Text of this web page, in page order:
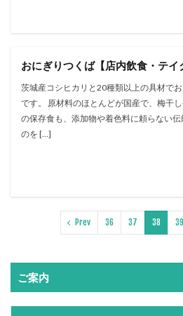
おにぎりつくば【店内飲食・テイ
茨城産コシヒカリと20種類以上の具材で
です。 原材料のほとんどが国産で、梅⼲
の保存⾷も、添加物や着⾊料に頼らない
のを […]
Prev 36 37 38 39
ご案内